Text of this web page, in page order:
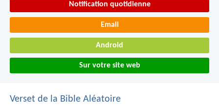
Notification quotidienne
Email
Android
Sur votre site web
Verset de la Bible Aléatoire